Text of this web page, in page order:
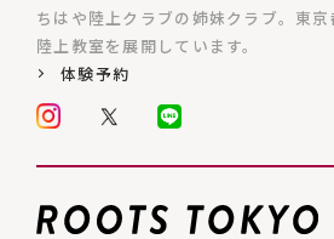
ちはや陸上クラブの姉妹クラブ。東
陸上教室を展開しています。
体験予約